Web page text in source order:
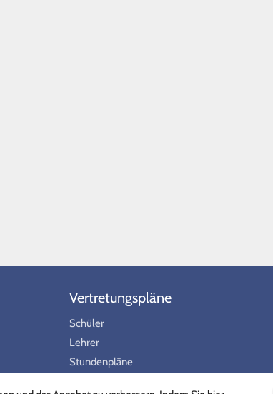
Vertretungspläne
Schüler
Lehrer
Stundenpläne